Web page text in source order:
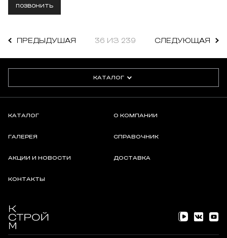
ПОЗВОНИТЬ
ПРЕДЫДУШАЯ 36 ИЗ 239 СЛЕДУЮЩАЯ
КАТАЛОГ
КАТАЛОГ О КОМПАНИИ
ГАЛЕРЕЯ СПРАВОЧНИК
АКЦИИ И НОВОСТИ ДОСТАВКА
КОНТАКТЫ